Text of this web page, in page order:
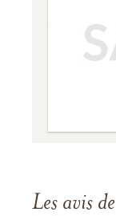
Les avis